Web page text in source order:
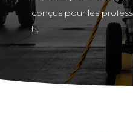
conçus pour les
h.